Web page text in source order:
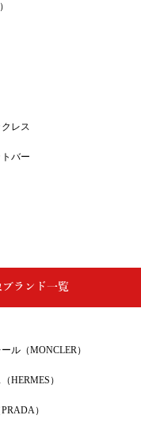
レス
バー
ランド一覧
ル（MONCLER）
HERMES）
）